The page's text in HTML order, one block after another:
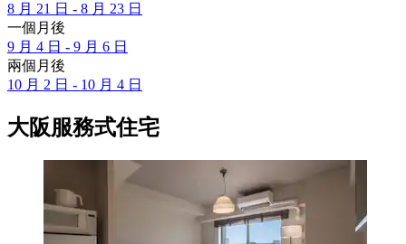
8 月 21 日 - 8 月 23 日
一個月後
9 月 4 日 - 9 月 6 日
兩個月後
10 月 2 日 - 10 月 4 日
大阪服務式住宅